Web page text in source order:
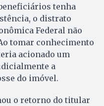
tenha
o distrato
Federal não
tomar conhecimento
acionado um
a
do imóvel.
o retorno do titular